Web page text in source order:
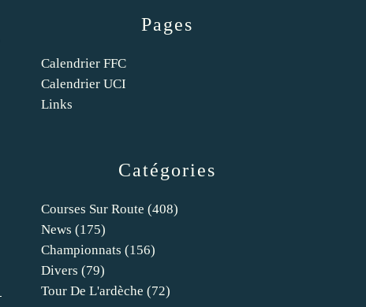
Catégories
Courses Sur Route (408)
News (175)
Championnats (156)
Divers (79)
Tour De L'ardèche (72)
Pages
Calendrier FFC
Calendrier UCI
Links